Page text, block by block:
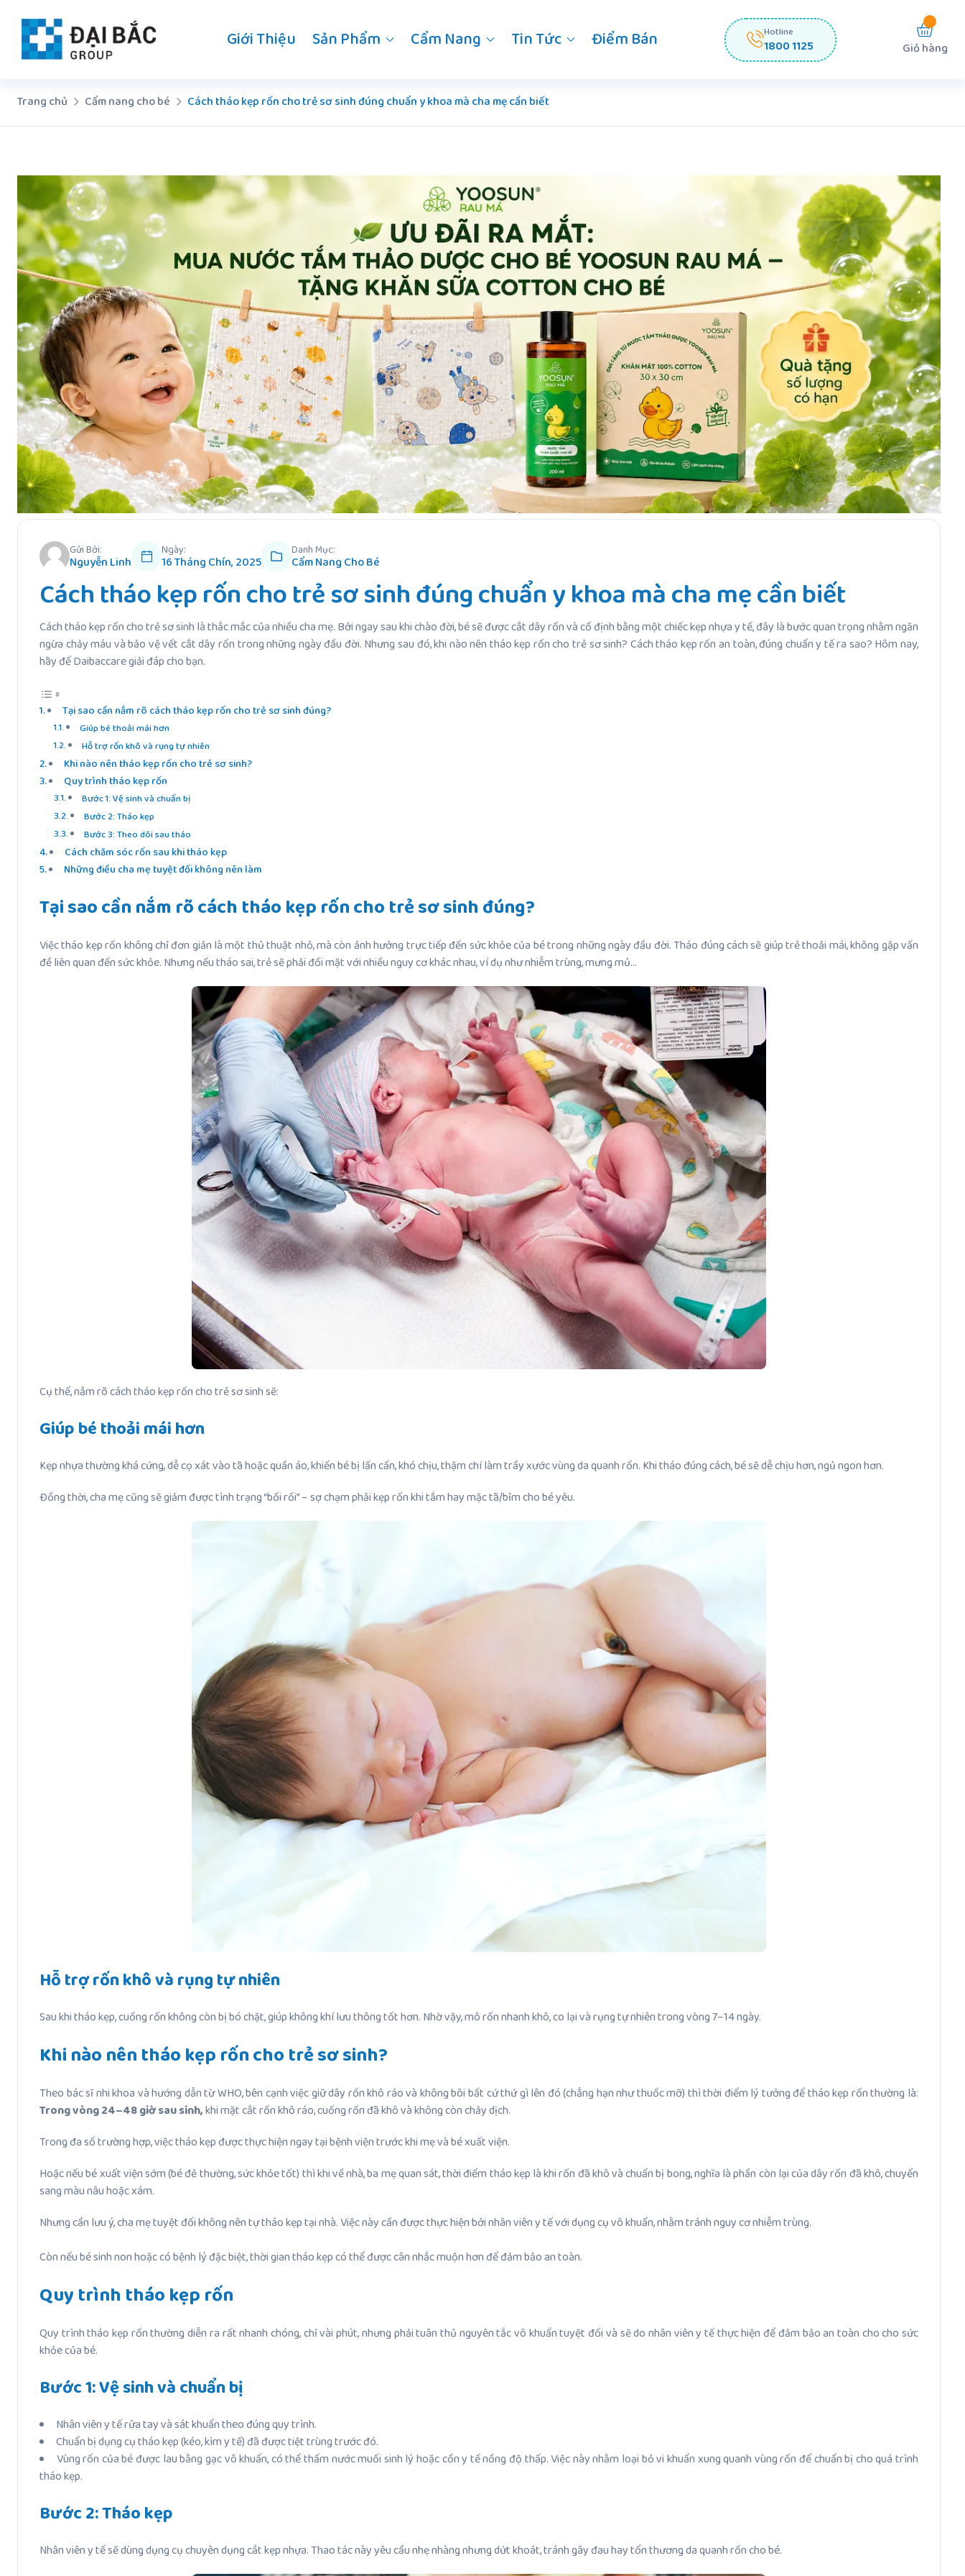
dung
Giới Thiệu Sản Phẩm Cẩm Nang Tin Tức Điểm Bán Hotline
1800 1125 Giỏ hàng
Trang chủ Cẩm nang cho bé Cách tháo kẹp rốn cho trẻ sơ sinh đúng chuẩn y khoa mà cha mẹ cần biết
Gửi Bởi:
Nguyễn Linh
Ngày:
16 Tháng Chín, 2025
Danh Mục:
Cẩm Nang Cho Bé
Cách tháo kẹp rốn cho trẻ sơ sinh đúng chuẩn y khoa mà cha mẹ cần biết
Cách tháo kẹp rốn cho trẻ sơ sinh là thắc mắc của nhiều cha mẹ. Bởi ngay sau khi chào đời, bé sẽ được cắt dây rốn và cố định bằng một chiếc kẹp nhựa y tế, đây là bước quan trọng nhằm ngăn
ngừa chảy máu và bảo vệ vết cắt dây rốn trong những ngày đầu đời. Nhưng sau đó, khi nào nên tháo kẹp rốn cho trẻ sơ sinh? Cách tháo kẹp rốn an toàn, đúng chuẩn y tế ra sao? Hôm nay,
hãy để Daibaccare giải đáp cho bạn.
Tại sao cần nắm rõ cách tháo kẹp rốn cho trẻ sơ sinh đúng?
Giúp bé thoải mái hơn
Hỗ trợ rốn khô và rụng tự nhiên
Khi nào nên tháo kẹp rốn cho trẻ sơ sinh?
Quy trình tháo kẹp rốn
Bước 1: Vệ sinh và chuẩn bị
Bước 2: Tháo kẹp
Bước 3: Theo dõi sau tháo
Cách chăm sóc rốn sau khi tháo kẹp
Những điều cha mẹ tuyệt đối không nên làm
Tại sao cần nắm rõ cách tháo kẹp rốn cho trẻ sơ sinh đúng?
Việc tháo kẹp rốn không chỉ đơn giản là một thủ thuật nhỏ, mà còn ảnh hưởng trực tiếp đến sức khỏe của bé trong những ngày đầu đời. Tháo đúng cách sẽ giúp trẻ thoải mái, không gặp vấn
đề liên quan đến sức khỏe. Nhưng nếu tháo sai, trẻ sẽ phải đối mặt với nhiều nguy cơ khác nhau, ví dụ như nhiễm trùng, mưng mủ…
Cụ thể, nắm rõ cách tháo kẹp rốn cho trẻ sơ sinh sẽ:
Giúp bé thoải mái hơn
Kẹp nhựa thường khá cứng, dễ cọ xát vào tã hoặc quần áo, khiến bé bị lấn cấn, khó chịu, thậm chí làm trầy xước vùng da quanh rốn. Khi tháo đúng cách, bé sẽ dễ chịu hơn, ngủ ngon hơn.
Đồng thời, cha mẹ cũng sẽ giảm được tình trạng “bối rối” – sợ chạm phải kẹp rốn khi tắm hay mặc tã/bỉm cho bé yêu.
Hỗ trợ rốn khô và rụng tự nhiên
Sau khi tháo kẹp, cuống rốn không còn bị bó chặt, giúp không khí lưu thông tốt hơn. Nhờ vậy, mô rốn nhanh khô, co lại và rụng tự nhiên trong vòng 7–14 ngày.
Khi nào nên tháo kẹp rốn cho trẻ sơ sinh?
Theo bác sĩ nhi khoa và hướng dẫn từ WHO, bên cạnh việc giữ dây rốn khô ráo và không bôi bất cứ thứ gì lên đó (chẳng hạn như thuốc mỡ) thì thời điểm lý tưởng để tháo kẹp rốn thường là:
Trong vòng 24–48 giờ sau sinh,khi mặt cắt rốn khô ráo, cuống rốn đã khô và không còn chảy dịch.
Trong đa số trường hợp, việc tháo kẹp được thực hiện ngay tại bệnh viện trước khi mẹ và bé xuất viện.
Hoặc nếu bé xuất viện sớm (bé đẻ thường, sức khỏe tốt) thì khi về nhà, ba mẹ quan sát, thời điểm tháo kẹp là khi rốn đã khô và chuẩn bị bong, nghĩa là phần còn lại của dây rốn đã khô, chuyển
sang màu nâu hoặc xám.
Nhưng cần lưu ý, cha mẹ tuyệt đối không nên tự tháo kẹp tại nhà. Việc này cần được thực hiện bởi nhân viên y tế với dụng cụ vô khuẩn, nhằm tránh nguy cơ nhiễm trùng.
Còn nếu bé sinh non hoặc có bệnh lý đặc biệt, thời gian tháo kẹp có thể được cân nhắc muộn hơn để đảm bảo an toàn.
Quy trình tháo kẹp rốn
Quy trình tháo kẹp rốn thường diễn ra rất nhanh chóng, chỉ vài phút, nhưng phải tuân thủ nguyên tắc vô khuẩn tuyệt đối và sẽ do nhân viên y tế thực hiện để đảm bảo an toàn cho cho sức
khỏe của bé.
Bước 1: Vệ sinh và chuẩn bị
Nhân viên y tế rửa tay và sát khuẩn theo đúng quy trình.
Chuẩn bị dụng cụ tháo kẹp (kéo, kìm y tế) đã được tiệt trùng trước đó.
Vùng rốn của bé được lau bằng gạc vô khuẩn, có thể thấm nước muối sinh lý hoặc cồn y tế nồng độ thấp. Việc này nhằm loại bỏ vi khuẩn xung quanh vùng rốn để chuẩn bị cho quá trình
tháo kẹp.
Bước 2: Tháo kẹp
Nhân viên y tế sẽ dùng dụng cụ chuyên dụng cắt kẹp nhựa. Thao tác này yêu cầu nhẹ nhàng nhưng dứt khoát, tránh gây đau hay tổn thương da quanh rốn cho bé.